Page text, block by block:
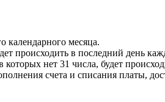
календарного месяца.
происходить в последний день
нет 31 числа, будет
счета и списания платы,